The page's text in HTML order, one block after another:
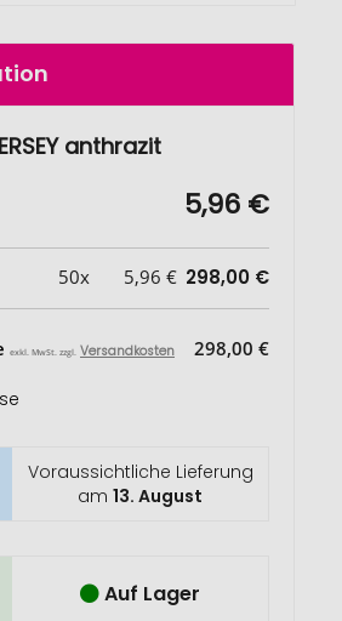
anthrazit
5,96 €
50x 5,96 € 298,00 €
exkl. MwSt. zzgl. Versandkosten 298,00 €
Voraussichtliche Lieferung
am13. August
Auf Lager